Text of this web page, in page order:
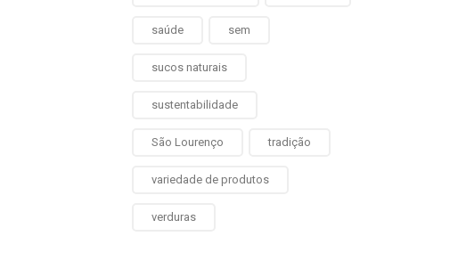
saúde sem
sucos naturais
sustentabilidade
São Lourenço tradição
variedade de produtos
verduras